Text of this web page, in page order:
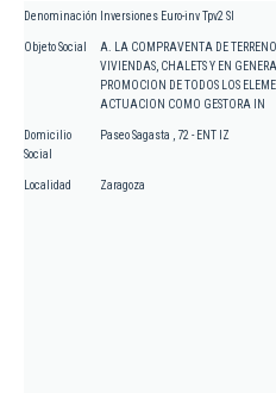
Denominación Inversiones Euro-inv Tpv2 Sl
Objeto Social
A. LA COMPRAVENTA DE
VIVIENDAS, CHALETS Y EN
PROMOCION DE TODOS LOS
ACTUACION COMO GESTORA IN
Domicilio
Social
Paseo Sagasta , 72 - ENT IZ
Localidad Zaragoza